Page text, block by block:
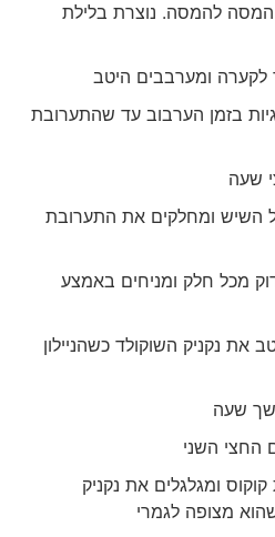
להמסה. נוצרת בלילת
ומערבבים היטב
בזמן הערבוב עד שהתערובת
השיש ומחלקים את התערובת
מכל חלק ומניחים באמצע
נקניק השוקולד כשהניילון
שעה
השני
ומגלגלים את נקניק
מצופה לגמרי